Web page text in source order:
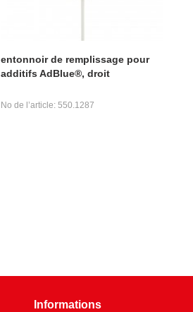
entonnoir de remplissage pour
additifs AdBlue®, droit
No de l’article: 550.1287
Informations